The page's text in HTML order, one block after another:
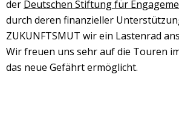
der Deutschen Stiftung für
durch deren finanzieller
ZUKUNFTSMUT wir ein Lastenrad
Wir freuen uns sehr auf die Touren
das neue Gefährt ermöglicht.